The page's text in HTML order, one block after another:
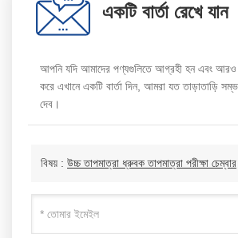
একটি বার্তা রেখে যান
আপনি যদি আমাদের পণ্যগুলিতে আগ্রহী হন এবং আরও
করে এখানে একটি বার্তা দিন, আমরা যত তাড়াতাড়ি
দেব।
বিষয় : উচ্চ তাপমাত্রা ধ্রুবক তাপমাত্রা পরীক্ষা চেম্বার